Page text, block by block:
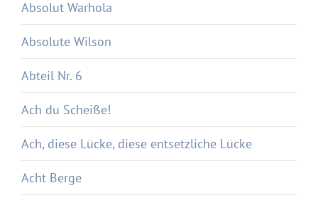
Absolut Warhola
Absolute Wilson
Abteil Nr. 6
Ach du Scheiße!
Ach, diese Lücke, diese entsetzliche Lücke
Acht Berge